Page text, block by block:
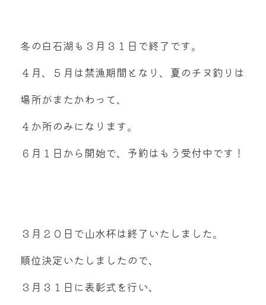
冬の白石湖も３月３１日で終了です。
４月、５月は禁漁期間となり、夏のチヌ釣りは
場所がまたかわって、
４か所のみになります。
６月１日から開始で、予約はもう受付中です！
３月２０日で山水杯は終了いたしました。
順位決定いたしましたので、
３月３１日に表彰式を行い、